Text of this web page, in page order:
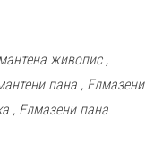
живопис ,
пана , Елмазени
, Елмазени пана